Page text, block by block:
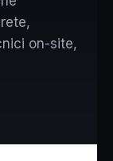
on-site,